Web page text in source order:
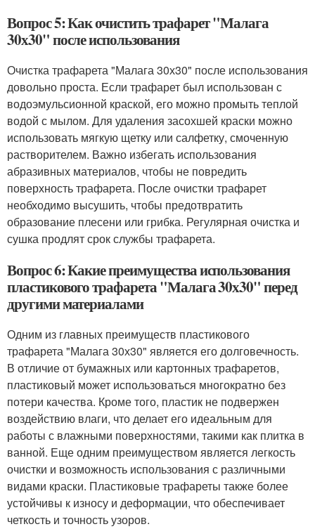
Вопрос 5: Как очистить трафарет "Малага
30х30" после использования
Очистка трафарета "Малага 30х30" после использования
довольно проста. Если трафарет был использован с
водоэмульсионной краской, его можно промыть теплой
водой с мылом. Для удаления засохшей краски можно
использовать мягкую щетку или салфетку, смоченную
растворителем. Важно избегать использования
абразивных материалов, чтобы не повредить
поверхность трафарета. После очистки трафарет
необходимо высушить, чтобы предотвратить
образование плесени или грибка. Регулярная очистка и
сушка продлят срок службы трафарета.
Вопрос 6: Какие преимущества использования
пластикового трафарета "Малага 30х30" перед
другими материалами
Одним из главных преимуществ пластикового
трафарета "Малага 30х30" является его долговечность.
В отличие от бумажных или картонных трафаретов,
пластиковый может использоваться многократно без
потери качества. Кроме того, пластик не подвержен
воздействию влаги, что делает его идеальным для
работы с влажными поверхностями, такими как плитка в
ванной. Еще одним преимуществом является легкость
очистки и возможность использования с различными
видами краски. Пластиковые трафареты также более
устойчивы к износу и деформации, что обеспечивает
четкость и точность узоров.